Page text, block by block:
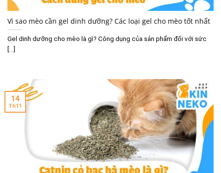
Vì sao mèo cần gel dinh dưỡng? Các loại gel cho mèo tốt nhất
Gel dinh dưỡng cho mèo là gì? Công dụng của sản phẩm đối với sức
[...]
14
Th11